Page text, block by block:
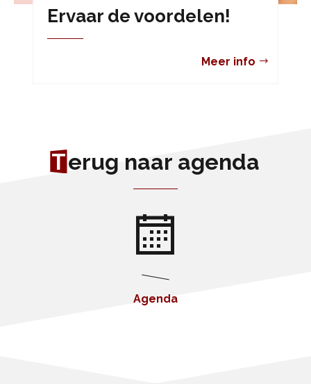
Ervaar de voordelen!
Meer info
Terug naar agenda
Agenda